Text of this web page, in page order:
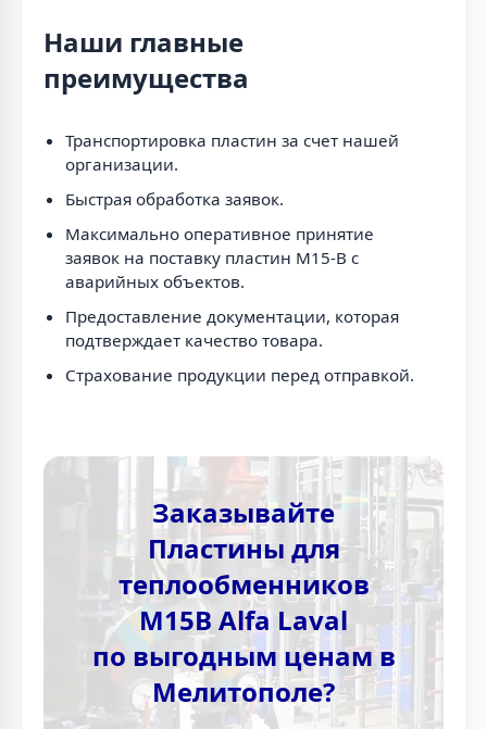
Наши главные
преимущества
Транспортировка пластин за счет нашей
организации.
Быстрая обработка заявок.
Максимально оперативное принятие
заявок на поставку пластин M15-B с
аварийных объектов.
Предоставление документации, которая
подтверждает качество товара.
Страхование продукции перед отправкой.
Заказывайте
Пластины для
теплообменников
M15B Alfa Laval
по выгодным ценам в
Мелитополе?